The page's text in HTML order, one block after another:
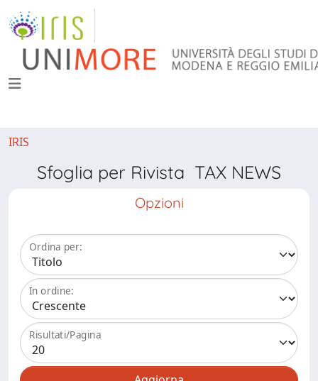
IRIS
Sfoglia per Rivista TAX NEWS
Opzioni
Ordina per:
In ordine:
Risultati/Pagina